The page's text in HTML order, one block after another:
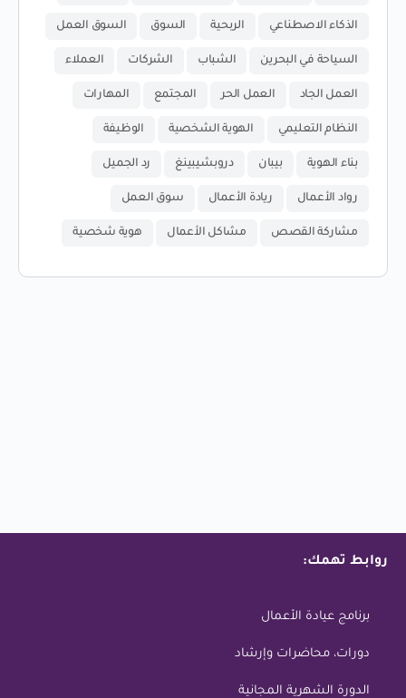
الذكاء الاصطناعي الربحية السوق السوق العمل
السياحة في البحرين الشباب الشركات العملاء
العمل الجاد العمل الحر المجتمع المهارات
النظام التعليمي الهوية الشخصية الوظيفة
بناء الهوية بيبان دروبشيبينغ رد الجميل
رواد الأعمال ريادة الأعمال سوق العمل
مشاركة القصص مشاكل الأعمال هوية شخصية
روابط تهمك:
برنامج عيادة الأعمال
دورات، محاضرات وإرشاد
الدورة الشهرية المجانية